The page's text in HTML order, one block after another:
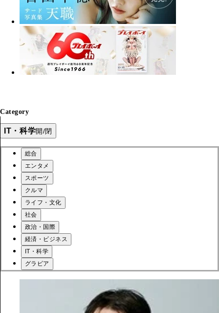
Category
IT・科学開/閉
総合
エンタメ
スポーツ
クルマ
ライフ・文化
社会
政治・国際
経済・ビジネス
IT・科学
グラビア